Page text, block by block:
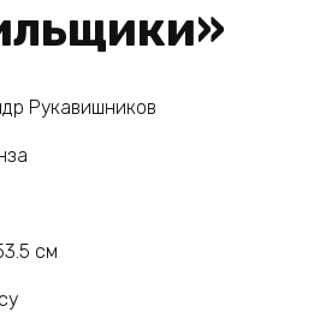
Рукавишников
см